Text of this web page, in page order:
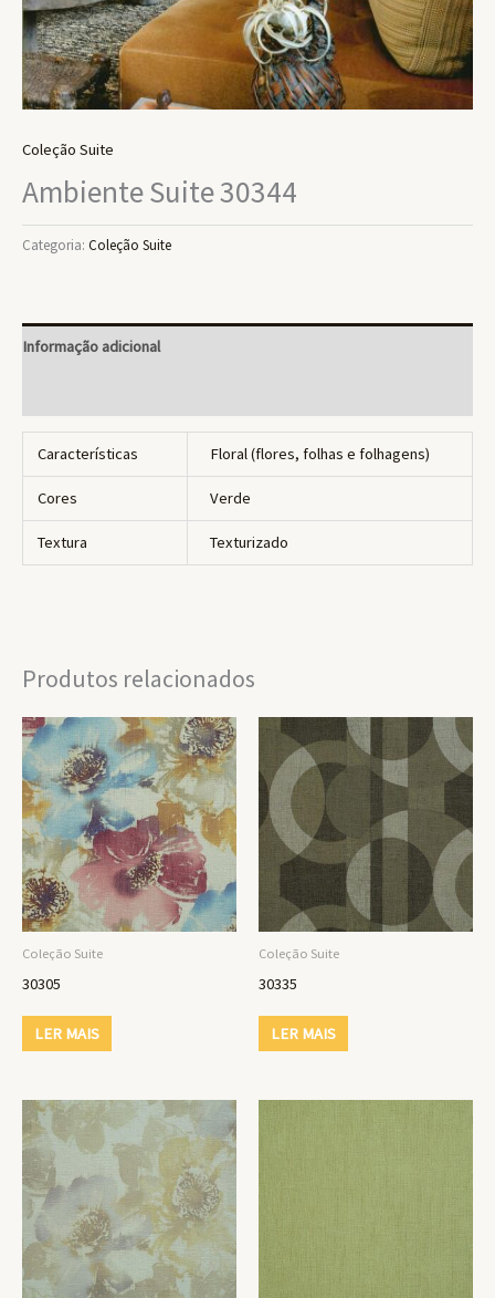
Coleção Suite
Ambiente Suite 30344
Categoria: Coleção Suite
Informação adicional
Características Floral (flores, folhas e folhagens)
Cores Verde
Textura Texturizado
Produtos relacionados
Coleção Suite
30305
LER MAIS
Coleção Suite
30335
LER MAIS